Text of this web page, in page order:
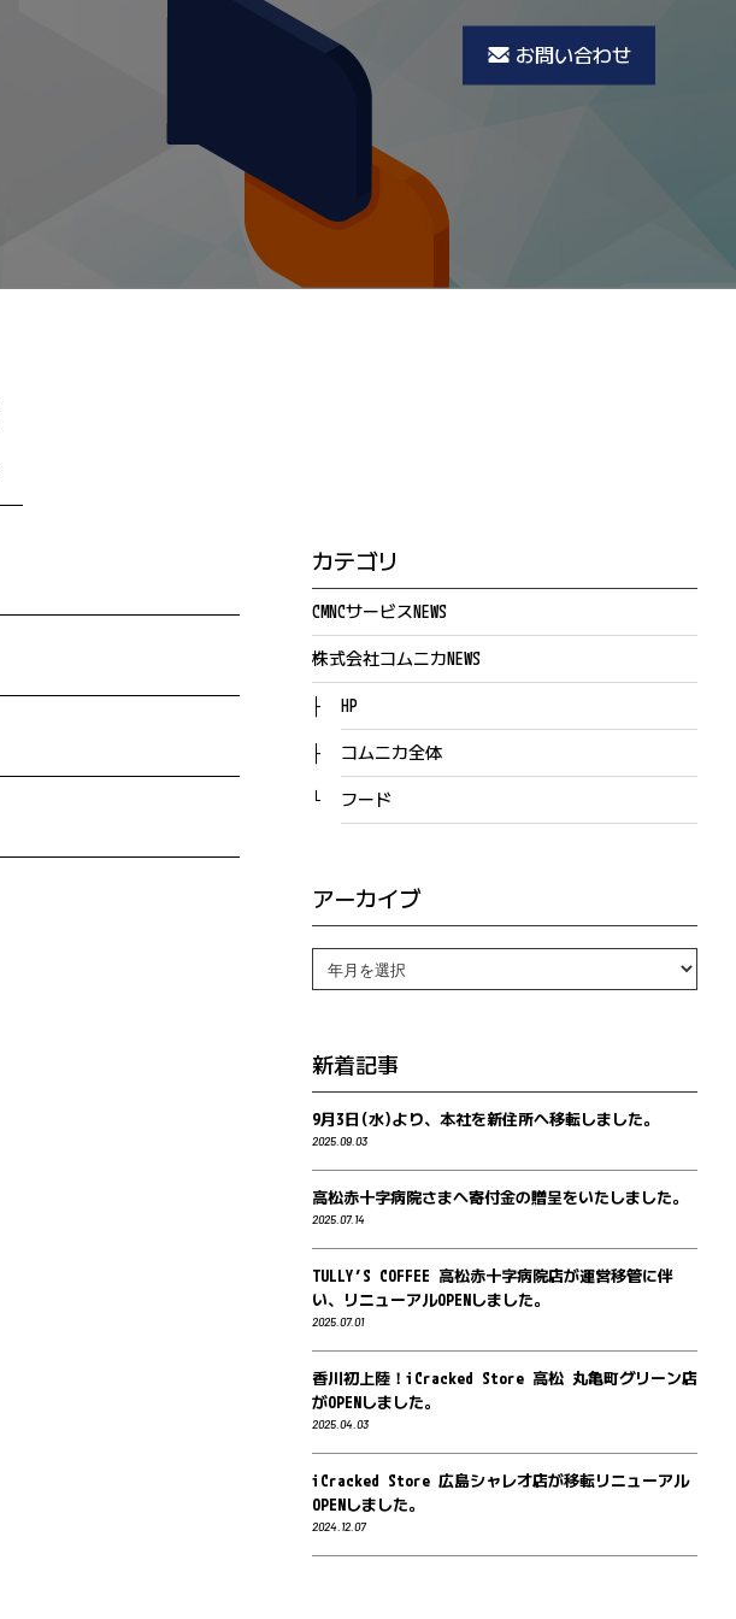
お問い合わせ
カテゴリ
CMNCサービスNEWS
株式会社コムニカNEWS
HP
コムニカ全体
フード
アーカイブ
新着記事
9月3日(水)より、本社を新住所へ移転しました。
2025.09.03
高松赤十字病院さまへ寄付金の贈呈をいたしました。
2025.07.14
TULLY’S COFFEE 高松赤十字病院店が運営移管に伴
い、リニューアルOPENしました。
2025.07.01
香川初上陸！iCracked Store 高松 丸亀町グリーン店
がOPENしました。
2025.04.03
iCracked Store 広島シャレオ店が移転リニューアル
OPENしました。
2024.12.07